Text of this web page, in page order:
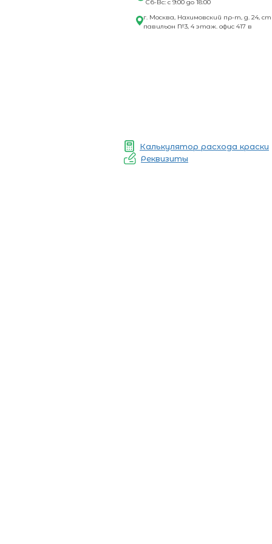
Сб-Вс: с 9:00 до 18:00
г. Москва, Нахимовский пр-т, д. 24,
павильон №3, 4 этаж. офис 417 в
Калькулятор расхода краски
Реквизиты